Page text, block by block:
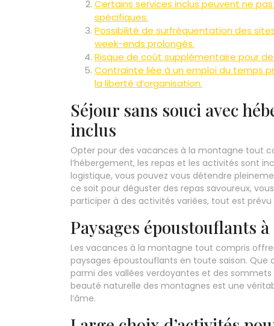
Certains services inclus peuvent ne
spécifiques.
Possibilité de surfréquentation des
week-ends prolongés.
Risque de coût supplémentaire pour
Contrainte liée à un emploi du temps
la liberté d’organisation.
Séjour sans souci avec
inclus
Opter pour des vacances à la montagne tout
l’hébergement, les repas et les activités sont
logistique, vous pouvez vous détendre
ce soit pour déguster des repas savoureux,
participer à des activités variées, tout est
Paysages époustouflants
Les vacances à la montagne tout compris
paysages époustouflants en toute saison.
parmi des vallées verdoyantes et des
beauté naturelle des montagnes est une
l’âme.